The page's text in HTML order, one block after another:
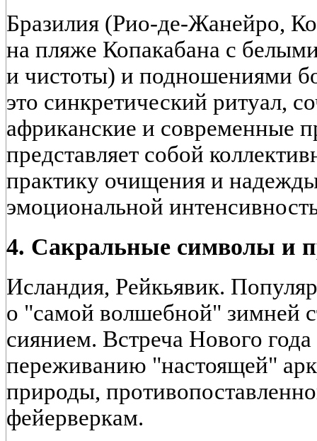
Бразилия (Рио-де-Жанейро,
на пляже Копакабана с
и чистоты) и подношениями
это синкретический ритуал,
африканские и современные
представляет собой
практику очищения и
эмоциональной
4. Сакральные символы и
Исландия, Рейкьявик.
о "самой волшебной" зимней
сиянием. Встреча Нового
переживанию "настоящей"
природы,
фейерверкам.